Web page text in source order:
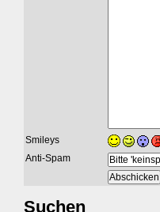
Smileys
Anti-Spam
Suchen